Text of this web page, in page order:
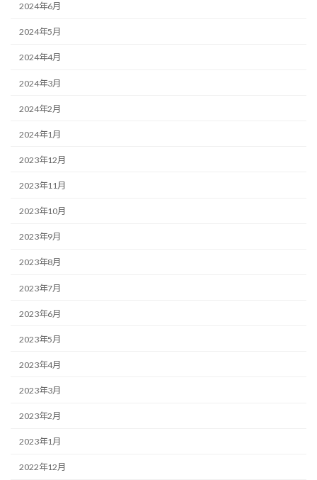
2024年6月
2024年5月
2024年4月
2024年3月
2024年2月
2024年1月
2023年12月
2023年11月
2023年10月
2023年9月
2023年8月
2023年7月
2023年6月
2023年5月
2023年4月
2023年3月
2023年2月
2023年1月
2022年12月